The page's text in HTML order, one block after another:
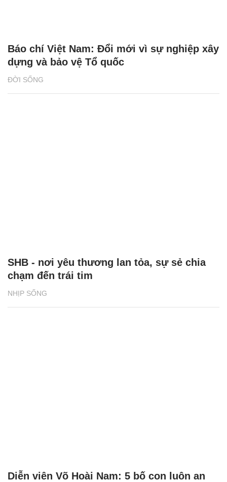
ĐỜI SỐNG
Báo chí Việt Nam: Đổi mới vì sự nghiệp xây
dựng và bảo vệ Tổ quốc
NHỊP SỐNG
SHB - nơi yêu thương lan tỏa, sự sẻ chia
chạm đến trái tim
Diễn viên Võ Hoài Nam: 5 bố con luôn an